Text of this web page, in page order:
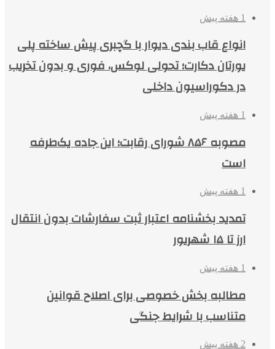
1 هفته پیش
انواع قاب بندی دیوار با گچبری پیش ساخته پلی
یورتان دکارت؛ تحولی لوکس، فوری و بدون تخریب
در دکوراسیون داخلی
1 هفته پیش
مصوبه ۸۵۶ شورای رقابت؛ این جاده یک‌طرفه
است
1 هفته پیش
تمدید بخشنامه اعتبار ثبت سفارشات بدون انتقال
ارز تا ۱۵ شهریور
1 هفته پیش
مطالبه بخش خصوصی برای اصلاح قوانین
متناسب با شرایط جنگی
2 هفته پیش